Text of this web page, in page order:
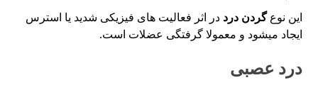
این نوعگردن درد در اثر فعالیت های فیزیکی شدید یا استرس
ایجاد میشود و معمولا گرفتگی عضلات است.
درد عصبی